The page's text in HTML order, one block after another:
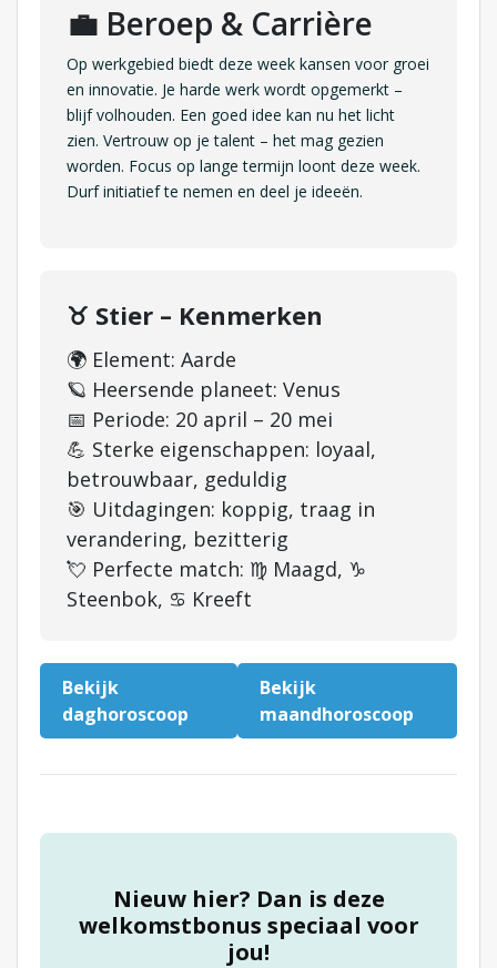
💼 Beroep & Carrière
Op werkgebied biedt deze week kansen voor groei
en innovatie. Je harde werk wordt opgemerkt –
blijf volhouden. Een goed idee kan nu het licht
zien. Vertrouw op je talent – het mag gezien
worden. Focus op lange termijn loont deze week.
Durf initiatief te nemen en deel je ideeën.
♉ Stier – Kenmerken
🌍 Element: Aarde
🪐 Heersende planeet: Venus
📅 Periode: 20 april – 20 mei
💪 Sterke eigenschappen: loyaal,
betrouwbaar, geduldig
🎯 Uitdagingen: koppig, traag in
verandering, bezitterig
💘 Perfecte match: ♍ Maagd, ♑
Steenbok, ♋ Kreeft
Bekijk
daghoroscoop
Bekijk
maandhoroscoop
Nieuw hier? Dan is deze
welkomstbonus speciaal voor
jou!